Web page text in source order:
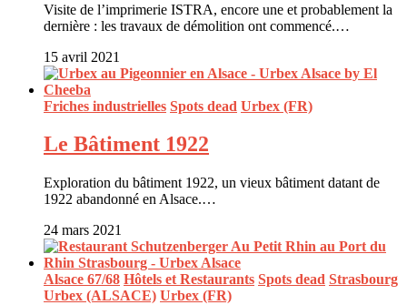
Visite de l’imprimerie ISTRA, encore une et probablement la
dernière : les travaux de démolition ont commencé.…
15 avril 2021
Friches industrielles Spots dead Urbex (FR)
Le Bâtiment 1922
Exploration du bâtiment 1922, un vieux bâtiment datant de
1922 abandonné en Alsace.…
24 mars 2021
Alsace 67/68 Hôtels et Restaurants Spots dead Strasbourg
Urbex (ALSACE) Urbex (FR)